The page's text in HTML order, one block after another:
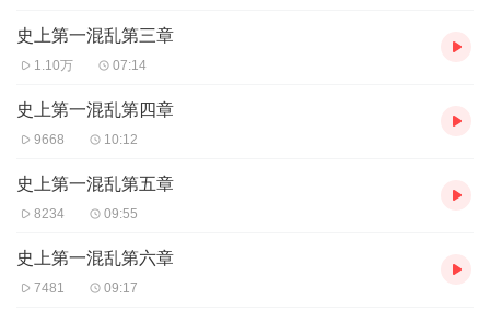
史上第一混乱第三章
1.10万 07:14
史上第一混乱第四章
9668 10:12
史上第一混乱第五章
8234 09:55
史上第一混乱第六章
7481 09:17